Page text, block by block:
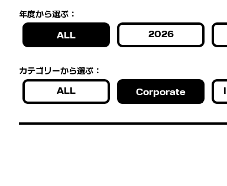
年度から選ぶ：
ALL 2026
カテゴリーから選ぶ：
ALL Corporate